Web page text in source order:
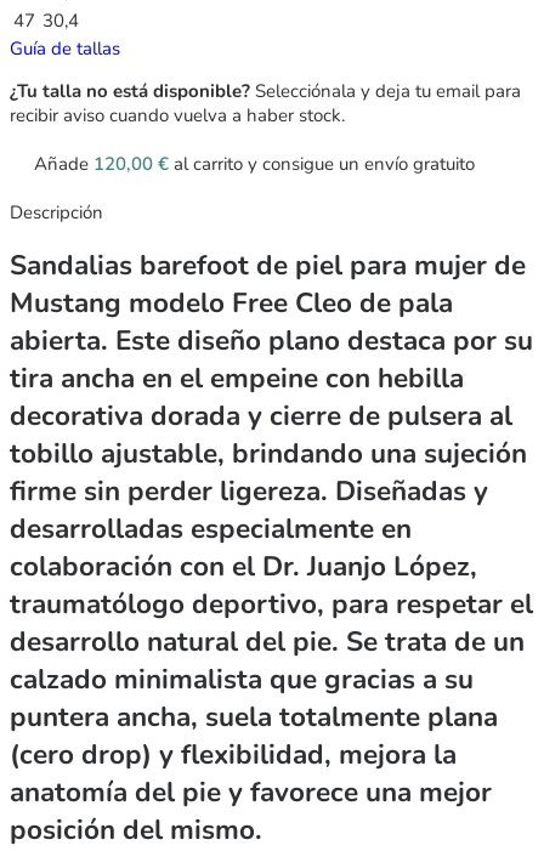
47 30,4
Guía de tallas
¿Tu talla no está disponible? Selecciónala y deja tu email para
recibir aviso cuando vuelva a haber stock.
Añade 120,00 € al carrito y consigue un envío gratuito
Descripción
Sandalias barefoot de piel para mujer de
Mustang modelo Free Cleo de pala
abierta. Este diseño plano destaca por su
tira ancha en el empeine con hebilla
decorativa dorada y cierre de pulsera al
tobillo ajustable, brindando una sujeción
firme sin perder ligereza. Diseñadas y
desarrolladas especialmente en
colaboración con el Dr. Juanjo López,
traumatólogo deportivo, para respetar el
desarrollo natural del pie. Se trata de un
calzado minimalista que gracias a su
puntera ancha, suela totalmente plana
(cero drop) y flexibilidad, mejora la
anatomía del pie y favorece una mejor
posición del mismo.